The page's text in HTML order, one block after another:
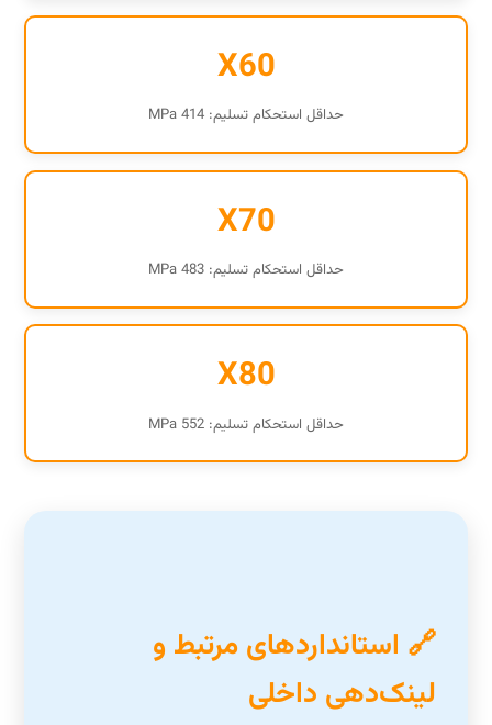
X60
حداقل استحکام تسلیم: 414 MPa
X70
حداقل استحکام تسلیم: 483 MPa
X80
حداقل استحکام تسلیم: 552 MPa
🔗 استانداردهای مرتبط و
لینک‌دهی داخلی